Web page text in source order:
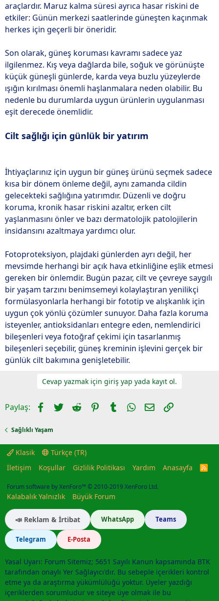
araçlardır. Maruz kalma süresi ayrıca hasar riskini de
etkiler: Günün merkezi saatlerinde güneşten kaçınmak
herkes için geçerli bir öneridir.
Son olarak, güneş koruması kavramı sadece yaz
ilgilenmez. Kış veya dağlarda bile, soğuk ve görünüşte
küçük güneşli günlerde, karda veya buzlu yüzeylerde
ışığın kırılması önemli haşlanmalara neden olabilir. Bu
nedenle bu durumlarda uygun ürünlerin uygulanması
eşit derecede önemlidir.
Cilt sağlığı için günlük bir yatırım
İhtiyaçlarınız için uygun bir güneş ürünü seçmek sadece
kısa bir dönem önleme değil, aynı zamanda cildin
gelecekteki sağlığına yatırımdır. Düzenli ve doğru
koruma, kronik hasar riskini azaltır, erken cilt
yaşlanmasını önler ve bazı dermatolojik patolojilerin
insidansını azaltmaya yardımcı olur.
Fotoproteksiyon, plajdaki günlerden ayrı değil, her
mevsimde herhangi bir açık hava etkinliğine eşlik etmesi
gereken bir önlemdir. Bugün pazar, cilt ve çevreye saygılı
bir yaşam tarzını benimsemeyi kolaylaştıran yenilikçi
formülasyonlarla herhangi bir fototip ve alışkanlık için
uygun çok yönlü çözümler sunuyor. Daha fazla koruma
isteyenler, antioksidanları entegre eden, nemlendirici
bileşenleri veya fotoğraf çekimi için tasarlanmış
bileşenleri seçebilir, güneş kreminin işlevini gerçek bir
günlük cilt bakımına genişletebilir.
Cevap yazmak için giriş yap yada kayıt ol.
Paylaş: Facebook
TwitterReddit Pinterest
TumblrWhatsApp
E-postaLink
Sağlıklı Yaşam
Klasik
Türkçe (TR)
İletişim
Koşullar Gizlilik Politikası Yardım Anasayfa
R
Forum software by XenForo™© 2010-2019 XenForo Ltd.
Kalabalık Yalnızlık Büyük Forum
📣 Reklam & İrtibat WhatsApp Teams
Telegram E-Posta
Yasal Uyarı: Forum Sitemiz; 5651 Sayılı Kanun kapsamında BTK
tarafından onaylı Yer Sağlayıcı'dır. Bu sebeple içerikleri kontrol
etme ya da araştırma yükümlülüğü yoktur. Üyeler yazdığı
içeriklerden sorumludur ve siteye üye olmak ile bu